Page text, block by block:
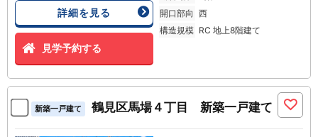
詳細を見る
見学予約する
開口部向 西
構造規模 RC 地上8階建て
新築一戸建て 鶴見区馬場４丁目 新築一戸建て